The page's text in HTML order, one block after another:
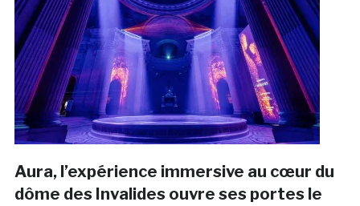
Aura, l’expérience immersive au cœur du
dôme des Invalides ouvre ses portes le